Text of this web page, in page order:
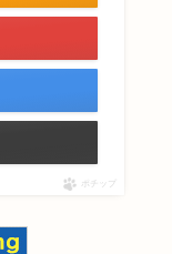
ポチップ